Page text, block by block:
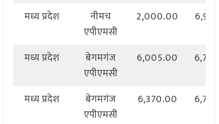
मध्य प्रदेश
नीमच
एपीएमसी
2,000.00
मध्य प्रदेश
बेगमगंज
एपीएमसी
6,005.00
मध्य प्रदेश
बेगमगंज
एपीएमसी
6,370.00